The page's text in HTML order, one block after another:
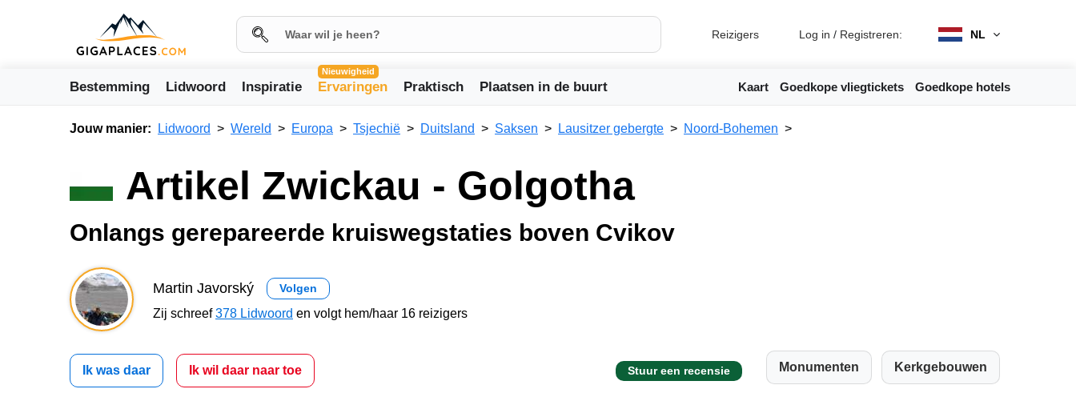
Reizigers Log in / Registreren: NL
Bestemming Lidwoord Inspiratie
Nieuwigheid
Ervaringen Praktisch Plaatsen in de buurt Kaart Goedkope vliegtickets Goedkope hotels
Jouw manier: Lidwoord Wereld Europa Tsjechië Duitsland Saksen Lausitzer gebergte Noord-Bohemen
Artikel Zwickau - Golgotha
Onlangs gerepareerde kruiswegstaties boven Cvikov
Martin Javorský Volgen
Zij schreef378 Lidwoord en volgt hem/haar 16 reizigers
Ik was daar Ik wil daar naar toe Stuur een recensie Monumenten Kerkgebouwen